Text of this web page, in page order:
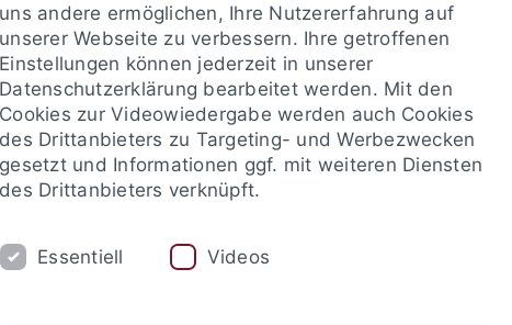
uns andere ermöglichen, Ihre Nutzererfahrung auf
unserer Webseite zu verbessern. Ihre getroffenen
Einstellungen können jederzeit in unserer
Datenschutzerklärung bearbeitet werden. Mit den
Cookies zur Videowiedergabe werden auch Cookies
des Drittanbieters zu Targeting- und Werbezwecken
gesetzt und Informationen ggf. mit weiteren Diensten
des Drittanbieters verknüpft.
Essentiell Videos